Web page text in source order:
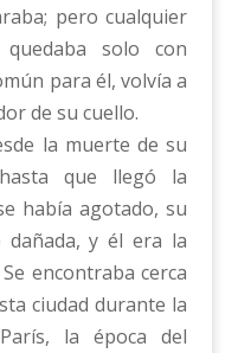
pero cualquier
solo con
para él, volvía a
de su cuello.
la muerte de su
que llegó la
había agotado, su
dañada, y él era la
encontraba cerca
ciudad durante la
la época del